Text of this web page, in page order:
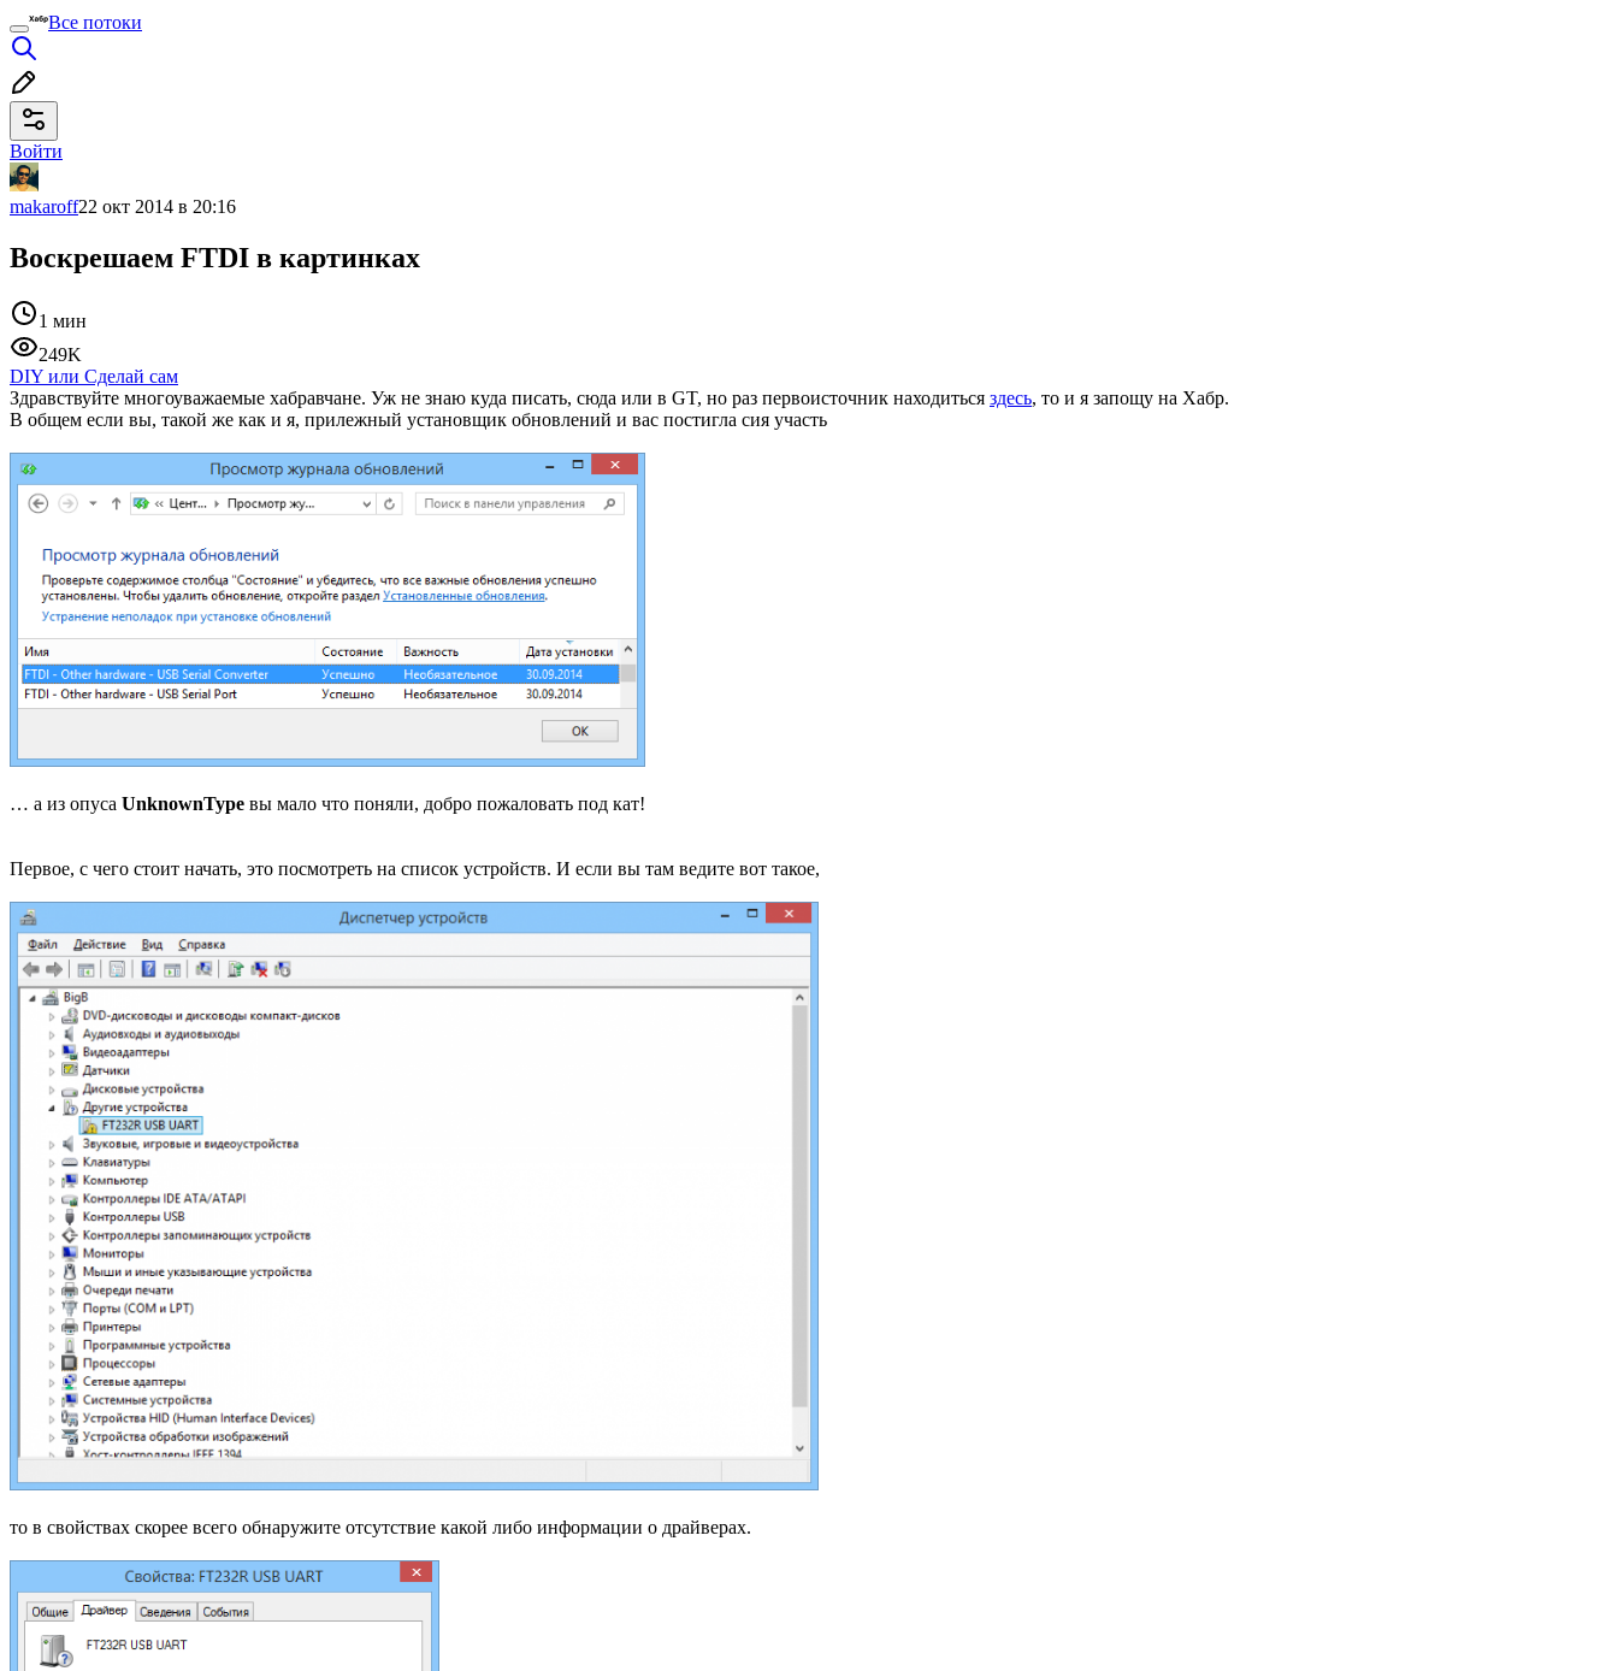
Все потоки
Войти
makaroff22 окт 2014 в 20:16
Воскрешаем FTDI в картинках
1 мин
249K
DIY или Сделай сам
Здравствуйте многоуважаемые хабравчане. Уж не знаю куда писать, сюда или в GT, но раз первоисточник находиться здесь, то и я запощу на Хабр.
В общем если вы, такой же как и я, прилежный установщик обновлений и вас постигла сия участь
… а из опуса UnknownType вы мало что поняли, добро пожаловать под кат!
Первое, с чего стоит начать, это посмотреть на список устройств. И если вы там ведите вот такое,
то в свойствах скорее всего обнаружите отсутствие какой либо информации о драйверах.